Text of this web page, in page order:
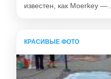
известен, как Moerkey
КРАСИВЫЕ ФОТО